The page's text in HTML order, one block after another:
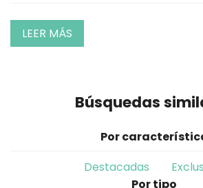
LEER MÁS
Búsquedas
Por
Destacadas
Por tipo